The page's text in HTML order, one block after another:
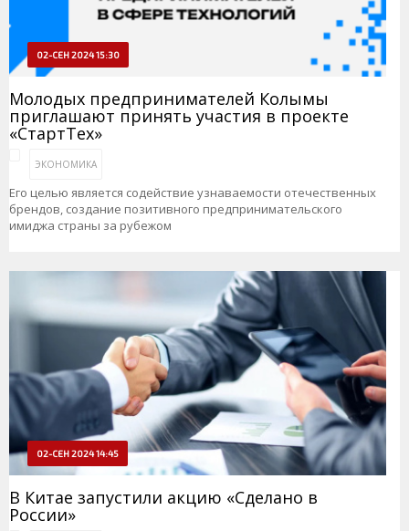
02-СЕН 2024 15:30
Молодых предпринимателей Колымы
приглашают принять участия в проекте
«СтартТех»
ЭКОНОМИКА
Его целью является содействие узнаваемости отечественных
брендов, создание позитивного предпринимательского
имиджа страны за рубежом
02-СЕН 2024 14:45
В Китае запустили акцию «Сделано в
России»